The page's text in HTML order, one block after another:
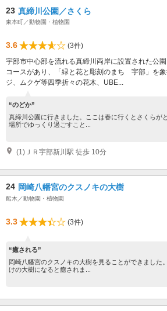
23 真締川公園／さくら
東本町／動物園・植物園
3.6
(3件)
宇部市中心部を流れる真締川両岸に設置された公
コースがあり、「緑と花と彫刻のまち 宇部」を
ジ、ムクゲ等四季折々の花木、UBE...
“のどか”
真締川公園に行きました。ここは春に行くとさくらが
場所でゆっくり過ごすこと...
(1)ＪＲ宇部新川駅 徒歩 10分
24 岡崎八幡宮のクスノキの大樹
船木／動物園・植物園
3.3 (3件)
“癒される”
岡崎八幡宮のクスノキの大樹を見ることができました
けの大樹になると癒されま...